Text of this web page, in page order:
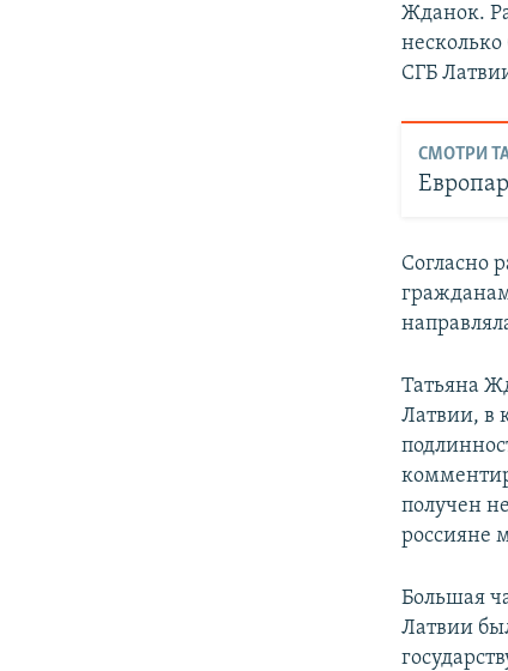
Жданок.
СГБ
СМОТРИ
Согласно
Татьяна
Латвии, в
получен
россияне
Большая
Латвии